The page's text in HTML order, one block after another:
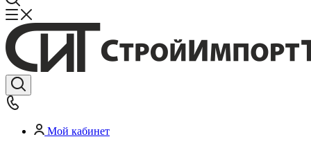
Мой кабинет